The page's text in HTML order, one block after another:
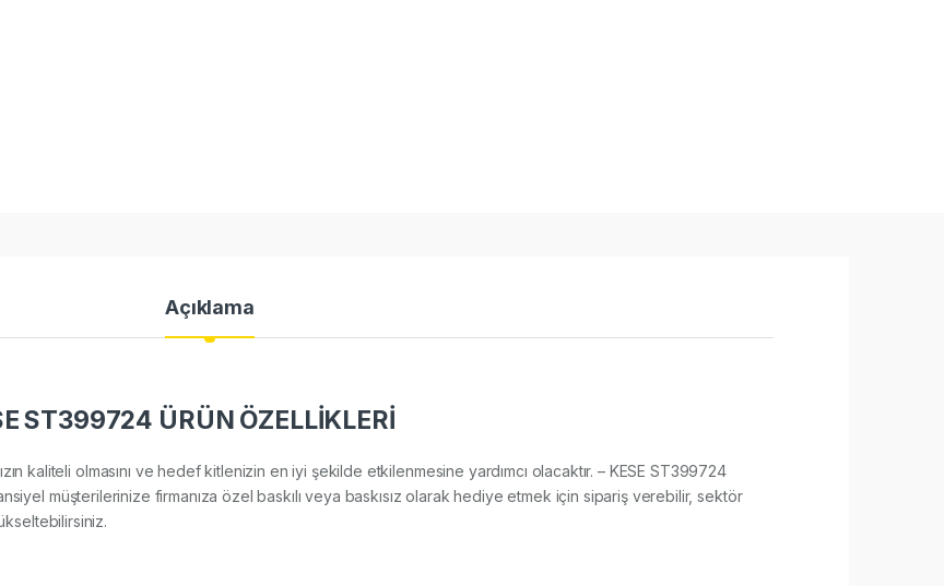
Açıklama
ST399724 ÜRÜN ÖZELLİKLERİ
kaliteli olmasını ve hedef kitlenizin en iyi şekilde etkilenmesine yardımcı olacaktır. – KESE ST399724
müşterilerinize firmanıza özel baskılı veya baskısız olarak hediye etmek için sipariş verebilir, sektör